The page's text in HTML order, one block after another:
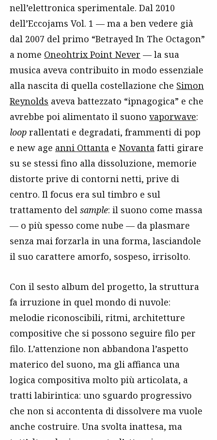
nell’elettronica sperimentale. Dal 2010
dell’Eccojams Vol. 1 — ma a ben vedere già
dal 2007 del primo “Betrayed In The Octagon”
a nome Oneohtrix Point Never — la sua
musica aveva contribuito in modo essenziale
alla nascita di quella costellazione che Simon
Reynolds aveva battezzato “ipnagogica” e che
avrebbe poi alimentato il suono vaporwave:
loop rallentati e degradati, frammenti di pop
e new age anni Ottanta e Novanta fatti girare
su se stessi fino alla dissoluzione, memorie
distorte prive di contorni netti, prive di
centro. Il focus era sul timbro e sul
trattamento del sample: il suono come massa
— o più spesso come nube — da plasmare
senza mai forzarla in una forma, lasciandole
il suo carattere amorfo, sospeso, irrisolto.
Con il sesto album del progetto, la struttura
fa irruzione in quel mondo di nuvole:
melodie riconoscibili, ritmi, architetture
compositive che si possono seguire filo per
filo. L’attenzione non abbandona l’aspetto
materico del suono, ma gli affianca una
logica compositiva molto più articolata, a
tratti labirintica: uno sguardo progressivo
che non si accontenta di dissolvere ma vuole
anche costruire. Una svolta inattesa, ma